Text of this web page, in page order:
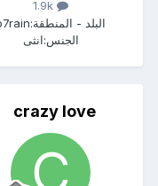
البلد - المنطقة:
الجنس:انثى
crazy love